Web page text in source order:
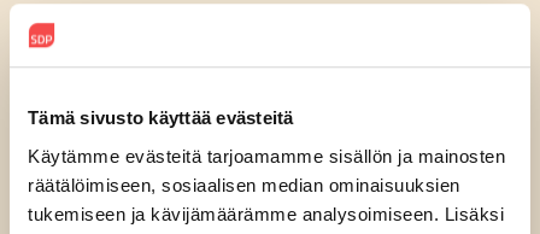
Tämä sivusto käyttää evästeitä
Käytämme evästeitä tarjoamamme sisällön ja mainosten
räätälöimiseen, sosiaalisen median ominaisuuksien
tukemiseen ja kävijämäärämme analysoimiseen. Lisäksi
Luitko jo?